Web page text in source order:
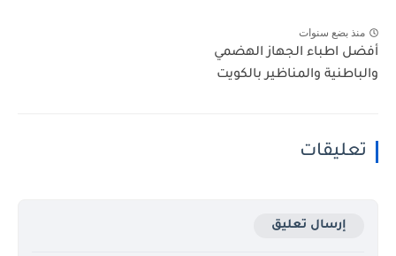
منذ بضع سنوات
أفضل اطباء الجهاز الهضمي
والباطنية والمناظير بالكويت
تعليقات
إرسال تعليق